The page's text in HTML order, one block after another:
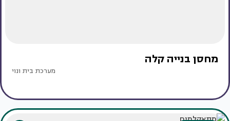
מחסן בנייה קלה
מערכת בית ונוי